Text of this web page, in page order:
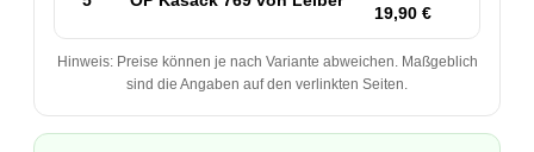
19,90 €
Hinweis: Preise können je nach Variante abweichen. Maßgeblich
sind die Angaben auf den verlinkten Seiten.